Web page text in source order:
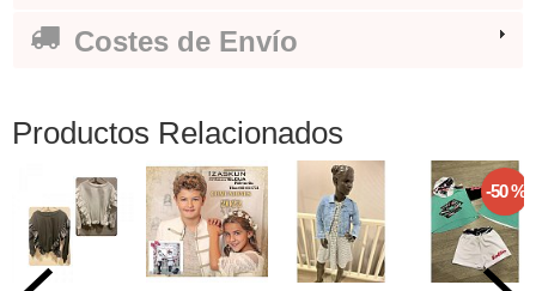
Costes de Envío
Productos Relacionados
-50 %